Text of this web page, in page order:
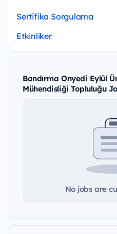
Sertifika Sorgulama
Etkinliker
Bandırma Onyedi Eylül
Mühendisliği Topluluğu
No jobs are